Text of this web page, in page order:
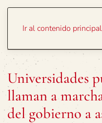
Ir al contenido principal
Universidades
llaman a
del gobierno a